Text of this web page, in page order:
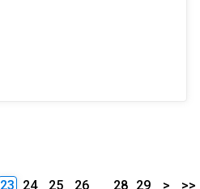
23 24 25
26
28 29 > >>